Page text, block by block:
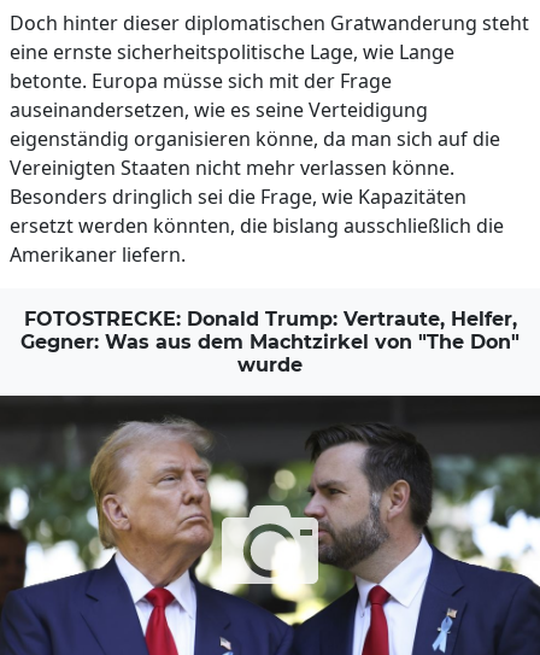
Doch hinter dieser diplomatischen Gratwanderung steht
eine ernste sicherheitspolitische Lage, wie Lange
betonte. Europa müsse sich mit der Frage
auseinandersetzen, wie es seine Verteidigung
eigenständig organisieren könne, da man sich auf die
Vereinigten Staaten nicht mehr verlassen könne.
Besonders dringlich sei die Frage, wie Kapazitäten
ersetzt werden könnten, die bislang ausschließlich die
Amerikaner liefern.
FOTOSTRECKE: Donald Trump: Vertraute, Helfer,
Gegner: Was aus dem Machtzirkel von "The Don"
wurde